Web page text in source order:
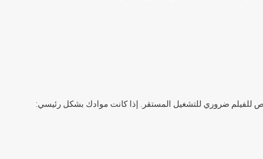
للفيلم ضروري للتشغيل المستقر. إذا كانت موادك بشكل رئيسي: